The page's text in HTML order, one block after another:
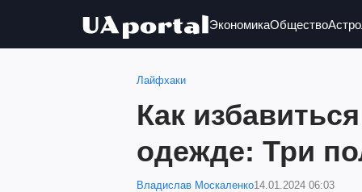
ЭкономикаОбщество
Лайфхаки
Как
одежде: Три
Владислав Москаленко14.01.2024 06:03